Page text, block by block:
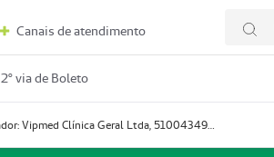
Canais de atendimento
2º via de Boleto
Prestador: Vipmed Clínica Geral Ltda, 51004349-0 (Nome Fantasia: Policlínica Master)